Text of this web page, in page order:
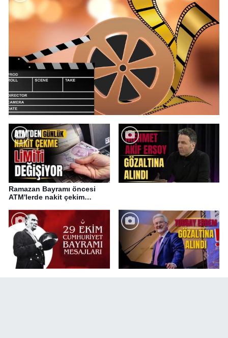
Ramazan Bayramı öncesi
ATM'lerde nakit çekim